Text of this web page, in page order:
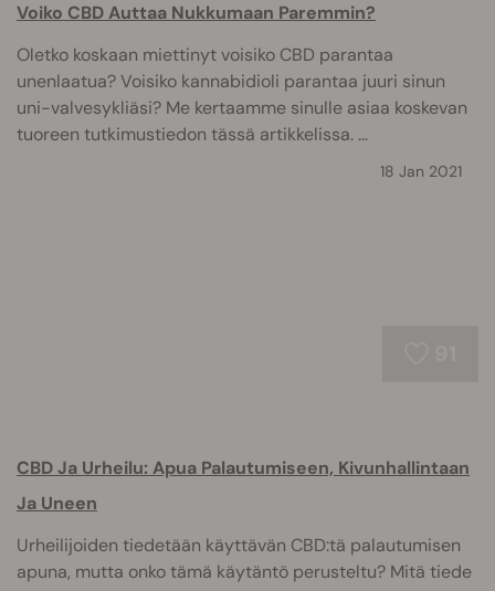
Voiko CBD Auttaa Nukkumaan Paremmin?
Oletko koskaan miettinyt voisiko CBD parantaa
unenlaatua? Voisiko kannabidioli parantaa juuri sinun
uni-valvesykliäsi? Me kertaamme sinulle asiaa koskevan
tuoreen tutkimustiedon tässä artikkelissa. ...
18 Jan 2021
CBD Ja Urheilu: Apua Palautumiseen, Kivunhallintaan
Ja Uneen
Urheilijoiden tiedetään käyttävän CBD:tä palautumisen
apuna, mutta onko tämä käytäntö perusteltu? Mitä tiede